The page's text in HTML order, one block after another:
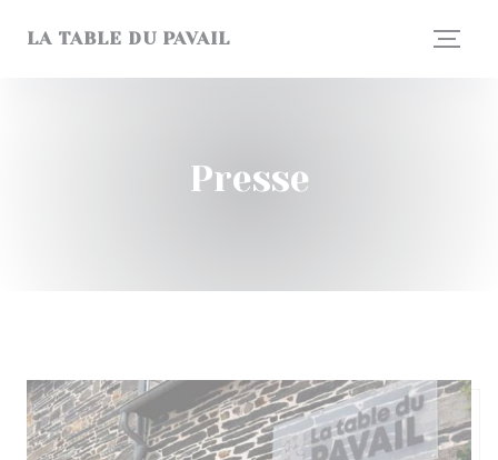
LA TABLE DU PAVAIL
Presse